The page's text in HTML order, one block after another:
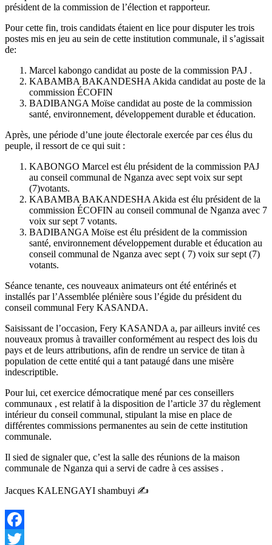
président de la commission de l’élection et rapporteur.
Pour cette fin, trois candidats étaient en lice pour disputer les trois
postes mis en jeu au sein de cette institution communale, il s’agissait
de:
Marcel kabongo candidat au poste de la commission PAJ .
KABAMBA BAKANDESHA Akida candidat au poste de la
commission ÉCOFIN
BADIBANGA Moïse candidat au poste de la commission
santé, environnement, développement durable et éducation.
Après, une période d’une joute électorale exercée par ces élus du
peuple, il ressort de ce qui suit :
KABONGO Marcel est élu président de la commission PAJ
au conseil communal de Nganza avec sept voix sur sept
(7)votants.
KABAMBA BAKANDESHA Akida est élu président de la
commission ÉCOFIN au conseil communal de Nganza avec 7
voix sur sept 7 votants.
BADIBANGA Moïse est élu président de la commission
santé, environnement développement durable et éducation au
conseil communal de Nganza avec sept ( 7) voix sur sept (7)
votants.
Séance tenante, ces nouveaux animateurs ont été entérinés et
installés par l’Assemblée plénière sous l’égide du président du
conseil communal Fery KASANDA.
Saisissant de l’occasion, Fery KASANDA a, par ailleurs invité ces
nouveaux promus à travailler conformément au respect des lois du
pays et de leurs attributions, afin de rendre un service de titan à
population de cette entité qui a tant pataugé dans une misère
indescriptible.
Pour lui, cet exercice démocratique mené par ces conseillers
communaux , est relatif à la disposition de l’article 37 du règlement
intérieur du conseil communal, stipulant la mise en place de
différentes commissions permanentes au sein de cette institution
communale.
Il sied de signaler que, c’est la salle des réunions de la maison
communale de Nganza qui a servi de cadre à ces assises .
Jacques KALENGAYI shambuyi ✍️
Facebook